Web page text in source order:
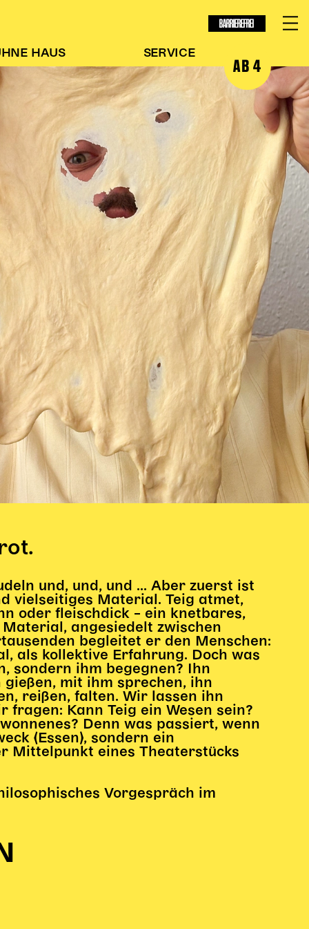
BARRIEREFREI
HAUS SERVICE
AB 4
und, und, und ... Aber zuerst ist
vielseitiges Material. Teig atmet,
oder fleischdick – ein knetbares,
angesiedelt zwischen
begleitet er den Menschen:
als kollektive Erfahrung. Doch was
sondern ihm begegnen? Ihn
mit ihm sprechen, ihn
reißen, falten. Wir lassen ihn
Kann Teig ein Wesen sein?
Denn was passiert, wenn
(Essen), sondern ein
Mittelpunkt eines Theaterstücks
Vorgespräch im